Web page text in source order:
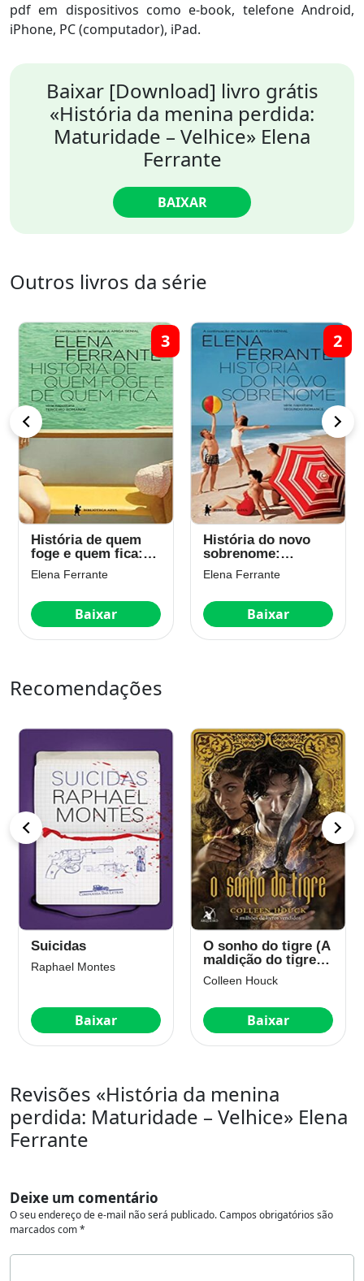
pdf em dispositivos como e-book, telefone Android,
iPhone, PC (computador), iPad.
Baixar [Download] livro grátis
«História da menina perdida:
Maturidade – Velhice» Elena
Ferrante
BAIXAR
Outros livros da série
História de quem
foge e quem fica:
Tempo intermédio
Elena Ferrante
Baixar
3
História do novo
sobrenome:
Juventude
Elena Ferrante
Baixar
2
Recomendações
Suicidas
Raphael Montes
Baixar
O sonho do tigre (A
maldição do tigre –
Livro 5)
Colleen Houck
Baixar
Revisões «História da menina
perdida: Maturidade – Velhice» Elena
Ferrante
Deixe um comentário
O seu endereço de e-mail não será publicado.Campos obrigatórios são
marcados com*